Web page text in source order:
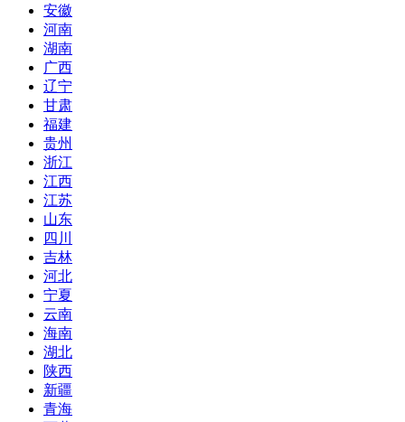
安徽
河南
湖南
广西
辽宁
甘肃
福建
贵州
浙江
江西
江苏
山东
四川
吉林
河北
宁夏
云南
海南
湖北
陕西
新疆
青海